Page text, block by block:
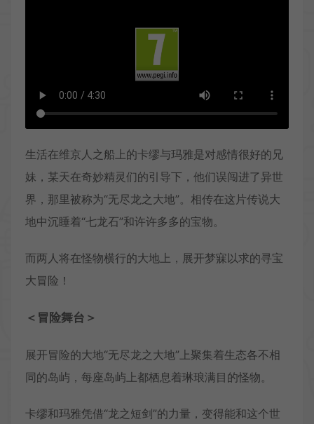
生活在维京人之船上的卡缪与玛雅是对感情很好的兄
妹，某天在奇妙精灵们的引导下，他们误闯进了异世
界，那里被称为“无尽龙之大地”。相传在这片传说大
地中沉睡着“七龙石”和许许多多的宝物。
而两人将在怪物横行的大地上，展开梦寐以求的寻宝
大冒险！
＜冒险舞台＞
展开冒险的大地“无尽龙之大地”上聚集着生态各不相
同的岛屿，每座岛屿上都栖息着琳琅满目的怪物。
卡缪和玛雅凭借“龙之短剑”的力量，变得能和这个世